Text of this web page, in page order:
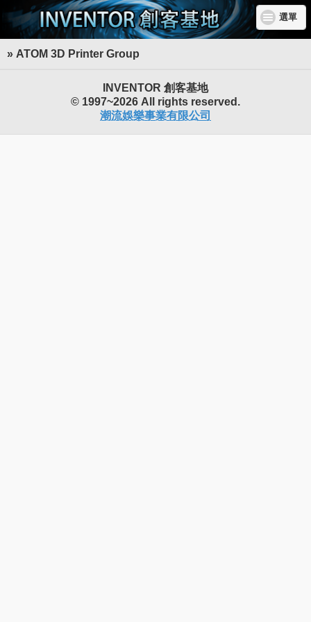
選單
» ATOM 3D Printer Group
INVENTOR 創客基地
© 1997~2026 All rights reserved.
潮流娛樂事業有限公司